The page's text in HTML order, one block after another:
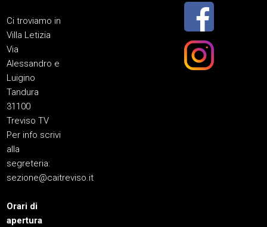
Ci troviamo in
Villa Letizia
Via
Alessandro e
Luigino
Tandura
31100
Treviso TV
Per info scrivi
alla
segreteria:
sezione@caitreviso.it
Orari di
apertura